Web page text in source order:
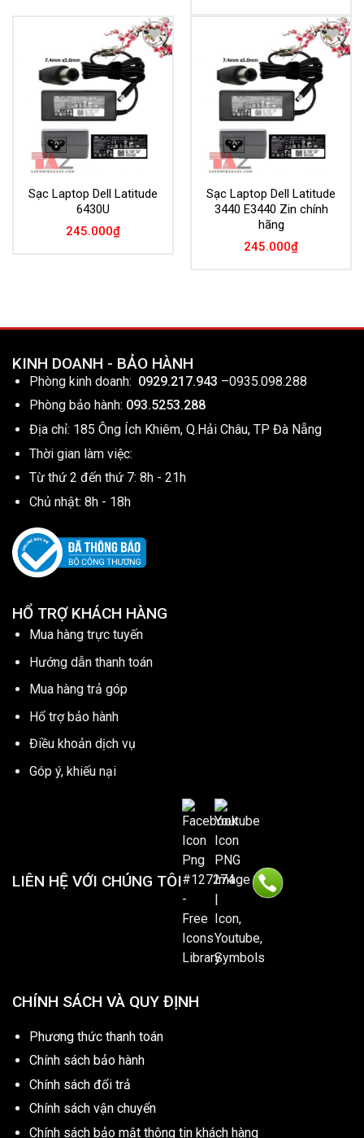
Add to
Wishlist
Sạc Laptop Dell Latitude
6430U
245.000₫
Add to
Wishlist
Sạc Laptop Dell Latitude
3440 E3440 Zin chính
hãng
245.000₫
KINH DOANH - BẢO HÀNH
Phòng kinh doanh: 0929.217.943 –0935.098.288
Phòng bảo hành: 093.5253.288
Địa chỉ: 185 Ông Ích Khiêm, Q.Hải Châu, TP Đà Nẵng
Thời gian làm việc:
Từ thứ 2 đến thứ 7: 8h - 21h
Chủ nhật: 8h - 18h
HỔ TRỢ KHÁCH HÀNG
Mua hàng trực tuyến
Hướng dẫn thanh toán
Mua hàng trả góp
Hổ trợ bảo hành
Điều khoản dịch vụ
Góp ý, khiếu nại
LIÊN HỆ VỚI CHÚNG TÔI
CHÍNH SÁCH VÀ QUY ĐỊNH
Phương thức thanh toán
Chính sách bảo hành
Chính sách đổi trả
Chính sách vận chuyển
Chính sách bảo mật thông tin khách hàng